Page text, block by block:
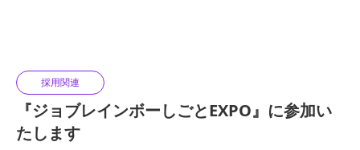
採用関連
『ジョブレインボーしごとEXPO』に参加い
たします